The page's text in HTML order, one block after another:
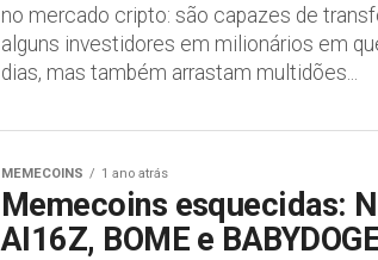
no mercado cripto: são capazes de
alguns investidores em milionários em
dias, mas também arrastam multidões...
MEMECOINS 1 ano atrás
Memecoins esquecidas:
AI16Z, BOME e